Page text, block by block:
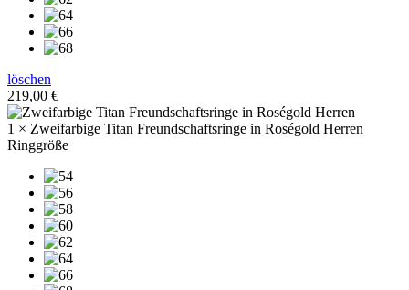
löschen
219,00 €
1 × Zweifarbige Titan Freundschaftsringe in Roségold Herren
Ringgröße